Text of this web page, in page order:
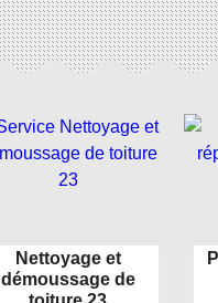
Nettoyage et
démoussage de